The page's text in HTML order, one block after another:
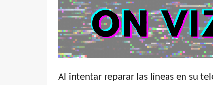
Al intentar reparar las líneas en su